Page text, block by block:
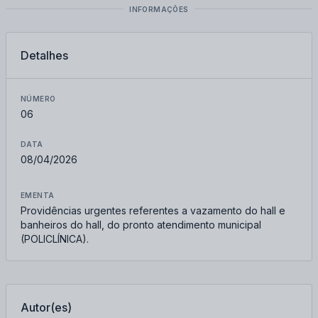
INFORMAÇÕES
Detalhes
NÚMERO
06
DATA
08/04/2026
EMENTA
Providências urgentes referentes a vazamento do hall e
banheiros do hall, do pronto atendimento municipal
(POLICLÍNICA).
Autor(es)